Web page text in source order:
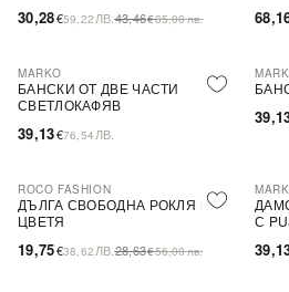
30,28€59,22 ЛВ.43,46€85,00лв.
MARKO
БАНСКИ ОТ ДВЕ ЧАСТИ
СВЕТЛОКАФЯВ
39,13€76,54 ЛВ.
-31%
ROCO FASHION
ДЪЛГА СВОБОДНА РОКЛЯ НА
ЦВЕТЯ
19,75€38,62 ЛВ.28,63€56,00лв.
С